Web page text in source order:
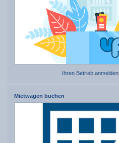
Ihren Betrieb anmelden
Mietwagen buchen